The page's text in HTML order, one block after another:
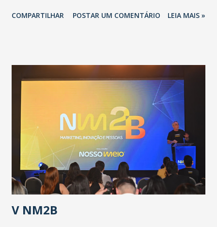
adotadas pelo Governo do Estado na contenção da
população suspeita e de cuidados com os ambientes
públicos e domiciliares. “Nós não estamos vivendo uma
epidemia comum, como temos em todos os anos, com
aumento de casos de dengue, influenza ou H1N1. Trata-se
de uma epidemia com um vírus diferente, com um poder de
contaminação maior que outros coronavírus”, apontou o
secretário. Segundo ele, é uma epidemia com chance de
contaminação alta, podendo gerar um grande risco à
população e ao sistema de saúde. “Precisamos saber fazer a
estratificação do risco da doença, para não so...
COMPARTILHAR POSTAR UM COMENTÁRIO LEIA MAIS »
V NM2B